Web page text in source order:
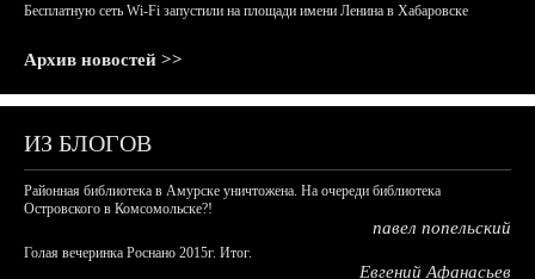
Бесплатную сеть Wi-Fi запустили на площади имени Ленина в Хабаровске
Архив новостей >>
ИЗ БЛОГОВ
Районная библиотека в Амурске уничтожена. На очереди библиотека
Островского в Комсомольске?!
павел попельский
Голая вечеринка Роснано 2015г. Итог.
Евгений Афанасьев